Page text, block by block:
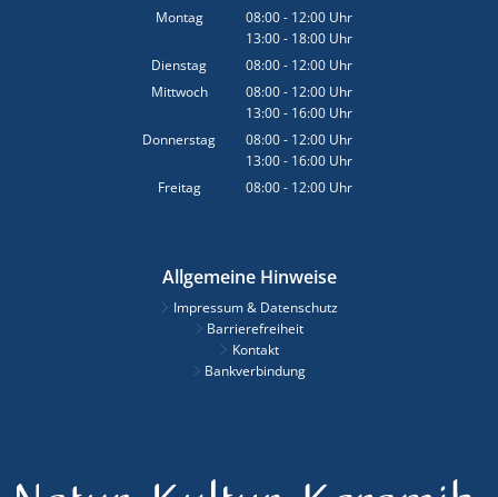
Montag 08:00- 12:00 Uhr
Von 08:00 bis 12:00 Uhr
13:00- 18:00 Uhr
Von 13:00 bis 18:00 Uhr
Dienstag 08:00- 12:00 Uhr
Von 08:00 bis 12:00 Uhr
Mittwoch 08:00- 12:00 Uhr
Von 08:00 bis 12:00 Uhr
13:00- 16:00 Uhr
Von 13:00 bis 16:00 Uhr
Donnerstag 08:00- 12:00 Uhr
Von 08:00 bis 12:00 Uhr
13:00- 16:00 Uhr
Von 13:00 bis 16:00 Uhr
Freitag 08:00- 12:00 Uhr
Allgemeine Hinweise
Impressum & Datenschutz
Barrierefreiheit
Kontakt
Bankverbindung